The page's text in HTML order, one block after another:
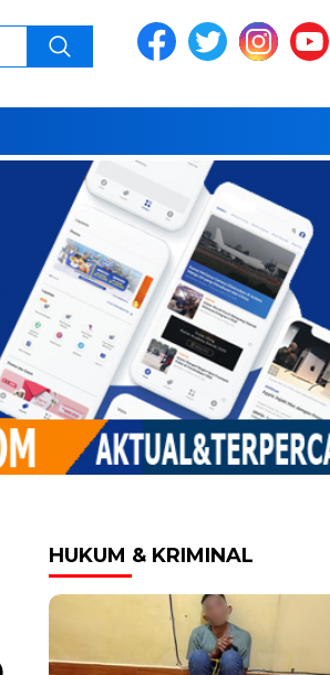
HUKUM & KRIMINAL